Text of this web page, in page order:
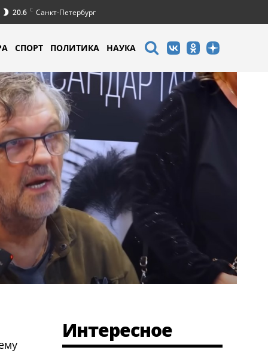
20.6 C Санкт-Петербург
СПОРТ ПОЛИТИКА НАУКА
Интересное